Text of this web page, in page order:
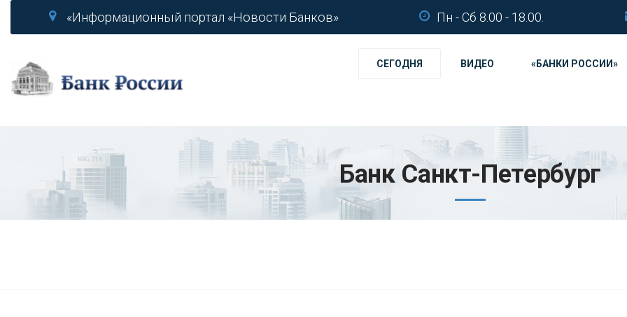
«Информационный портал «Новости Банков» Пн - Сб 8.00 - 18.00.
СЕГОДНЯ ВИДЕО «БАНКИ РОССИИ»
Банк Санкт-Петербург